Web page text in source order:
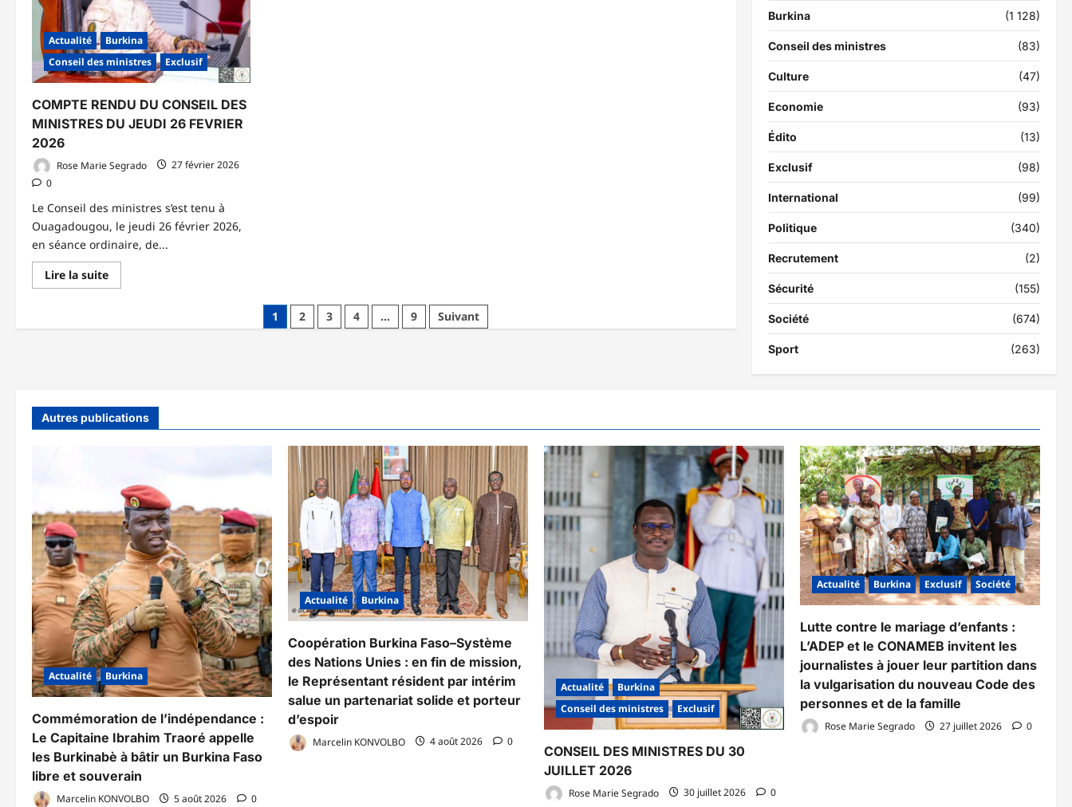
Actualité
Burkina
Conseil des ministres
Exclusif
COMPTE RENDU DU CONSEIL DES
MINISTRES DU JEUDI 26 FEVRIER
2026
Rose Marie Segrado
27 février 2026
0
Le Conseil des ministres s’est tenu à
Ouagadougou, le jeudi 26 février 2026,
en séance ordinaire, de...
Lire la suiteEn
savoir
RENDU
26
FEVRIER
2026
1 2 3 4 … 9 Suivant
Burkina (1 128)
Conseil des ministres (83)
Culture (47)
Economie (93)
Édito (13)
Exclusif (98)
International (99)
Politique (340)
Recrutement (2)
Sécurité (155)
Société (674)
Sport (263)
Autres publications
Actualité Burkina
Commémoration de l’indépendance :
Le Capitaine Ibrahim Traoré appelle
les Burkinabè à bâtir un Burkina Faso
libre et souverain
Marcelin KONVOLBO 5 août 2026 0
Actualité Burkina
Coopération Burkina Faso–Système
des Nations Unies : en fin de mission,
le Représentant résident par intérim
salue un partenariat solide et porteur
d’espoir
Marcelin KONVOLBO 4 août 2026 0
Actualité
Burkina
Conseil des ministres
Exclusif
CONSEIL DES MINISTRES DU 30
JUILLET 2026
Rose Marie Segrado 30 juillet 2026 0
Actualité Burkina Exclusif Société
Lutte contre le mariage d’enfants :
L’ADEP et le CONAMEB invitent les
journalistes à jouer leur partition dans
la vulgarisation du nouveau Code des
personnes et de la famille
Rose Marie Segrado 27 juillet 2026 0